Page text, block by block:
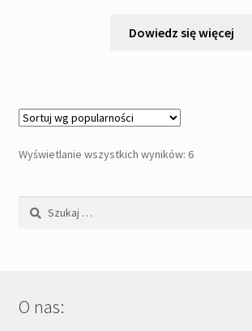
Dowiedz się więcej
Wyświetlanie wszystkich wyników: 6Posortowane
Szukaj:
O nas: